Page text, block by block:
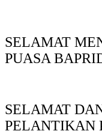
SELAMAT
PUASA
SELAMAT
PELANTIKAN